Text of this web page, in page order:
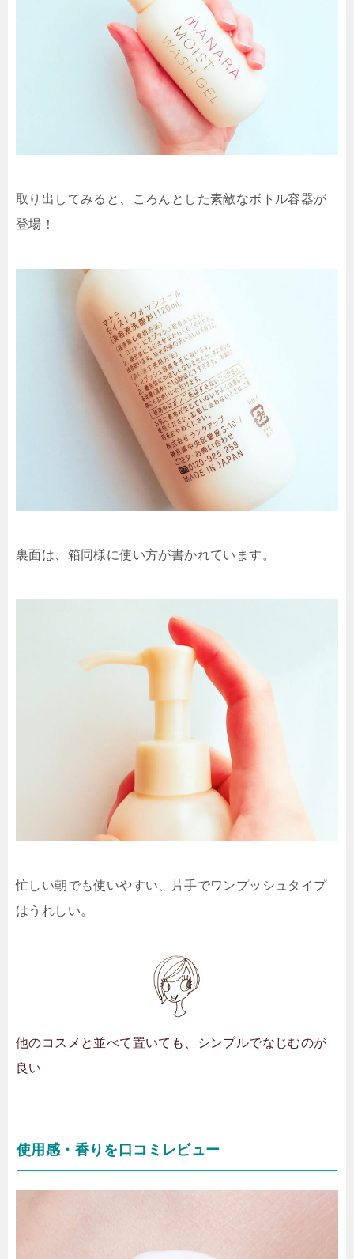
取り出してみると、ころんとした素敵なボトル容器が
登場！
裏面は、箱同様に使い方が書かれています。
忙しい朝でも使いやすい、片手でワンプッシュタイプ
はうれしい。
他のコスメと並べて置いても、シンプルでなじむのが
良い
使用感・香りを口コミレビュー